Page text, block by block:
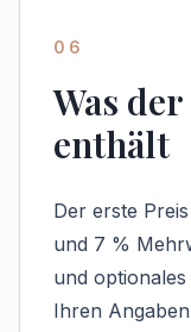
06
Was
enthält
Der erste
und 7 %
und
Ihren